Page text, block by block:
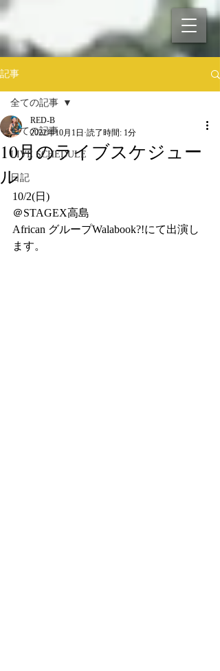
記事
全ての記事
LIVE SCHEDULE
日記
全ての記事
10月のライブスケジュー
ル
RED-B
2022年10月1日 読了時間: 1分
10/2(日)
＠STAGEX高島
African グループWalabook?!にて出演し
ます。